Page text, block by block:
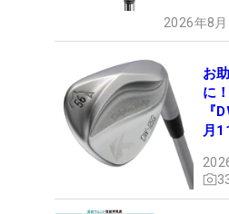
2026年8
お
に
『
月